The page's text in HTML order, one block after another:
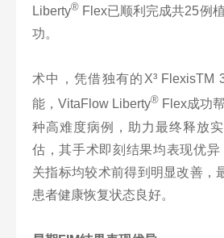
Liberty® Flex已顺利完成共25例
功。
术中，凭借独有的X³ FlexisTM
能，VitaFlow Liberty® Flex成功
种高难度病例，助力最终释放
估，其手术即刻结果均表现优异
关指标均较术前得到明显改善，
患者健康恢复状态良好。